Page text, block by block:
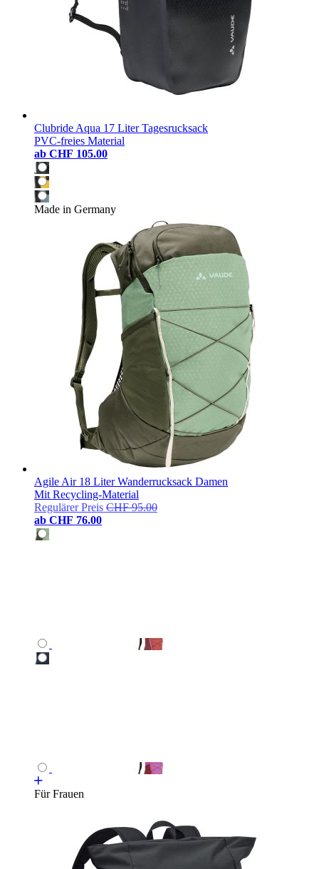
Clubride Aqua 17 Liter Tagesrucksack
PVC-freies Material
ab CHF 105.00
Made in Germany
Agile Air 18 Liter Wanderrucksack Damen
Mit Recycling-Material
Regulärer Preis CHF 95.00
ab CHF 76.00
Für Frauen